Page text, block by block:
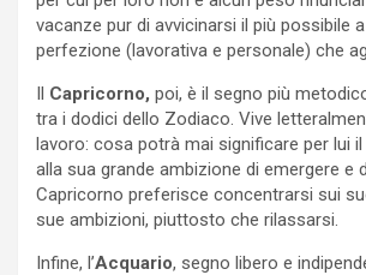
vacanze pur di avvicinarsi il più possibile
perfezione (lavorativa e personale) che
Il Capricorno, poi, è il segno più
tra i dodici dello Zodiaco. Vive
lavoro: cosa potrà mai significare per lui
alla sua grande ambizione di emergere e
Capricorno preferisce concentrarsi sui
sue ambizioni, piuttosto che rilassarsi.
Infine, l’Acquario, segno libero e